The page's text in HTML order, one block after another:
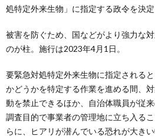
処特定外来生物」に指定する政令を決定
被害を防ぐため、国などがより強力な
のが柱。施行は2023年4月1日。
要緊急対処特定外来生物に指定される
かどうかを特定する作業を進める間、
動を禁止できるほか、自治体職員が従
調査目的で事業者の管理地に立ち入る
らに、ヒアリが潜んでいる恐れが大き